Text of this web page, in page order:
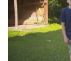
starše otrok,